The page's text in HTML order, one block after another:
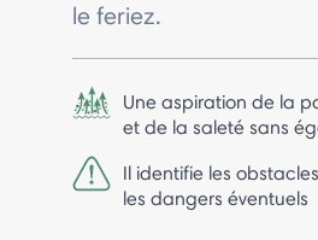
le feriez.
Une aspiration de la
et de la saleté sans
Il identifie les
les dangers éventuels